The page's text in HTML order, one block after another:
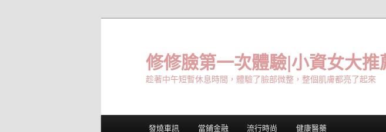
修修臉第一次體驗|小資女大推
趁著中午短暫休息時間，體驗了臉部微整，整個肌膚都亮了起來
發燒車訊 當鋪金融 流行時尚 健康醫藥